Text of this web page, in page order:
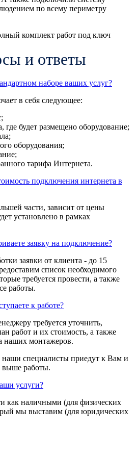
по всему периметру
комплект работ под ключ
и ответы
наборе ваших услуг?
в себя следующее:
где будет размещено оборудование;
оборудования;
тарифа Интернета.
подключения интернета в
части, зависит от цены
установлено в рамках
заявку на подключение?
заявки от клиента - до 15
список необходимого
требуется провести, а также
работы.
к работе?
требуется уточнить,
работ и их стоимость, а также
наших монтажеров.
наши специалисты приедут к Вам и
выше работы.
услуги?
как наличными (для физических
мы выставим (для юридических